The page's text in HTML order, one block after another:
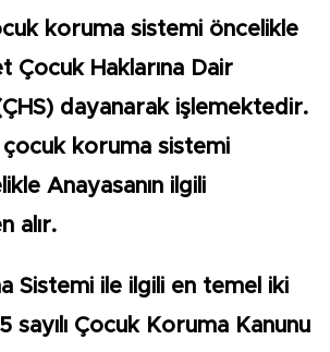
koruma sistemi öncelikle
Çocuk Haklarına Dair
dayanarak işlemektedir.
çocuk koruma sistemi
Anayasanın ilgili
alır.
Sistemi ile ilgili en temel iki
sayılı Çocuk Koruma Kanunu